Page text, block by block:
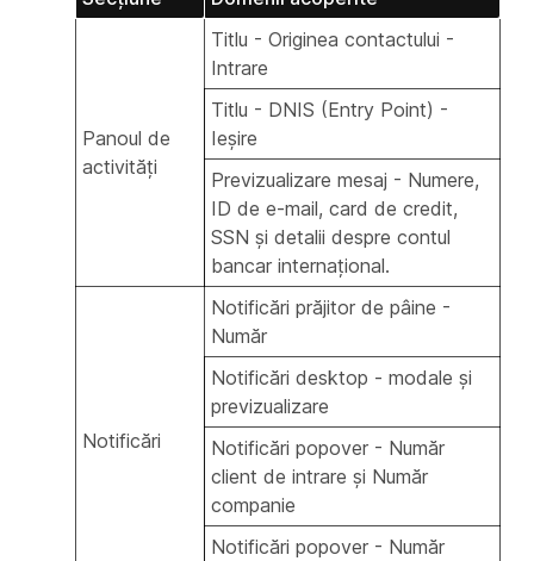
Panoul de
activități
Titlu - Originea contactului -
Intrare
Titlu - DNIS (Entry Point) -
Ieșire
Previzualizare mesaj - Numere,
ID de e-mail, card de credit,
SSN și detalii despre contul
bancar internațional.
Notificări
Notificări prăjitor de pâine -
Număr
Notificări desktop - modale și
previzualizare
Notificări popover - Număr
client de intrare și Număr
companie
Notificări popover - Număr